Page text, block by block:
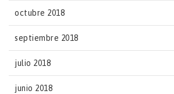
octubre 2018
septiembre 2018
julio 2018
junio 2018